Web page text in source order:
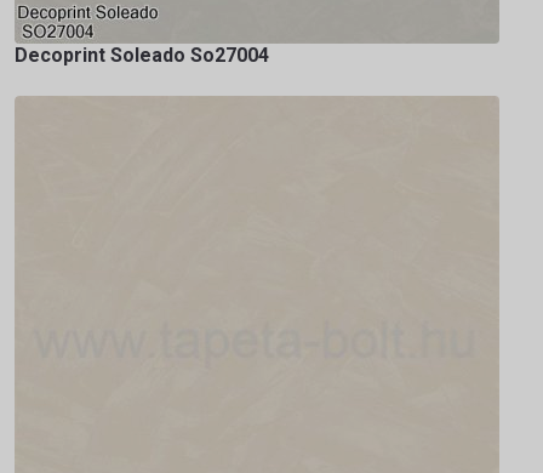
Decoprint Soleado So27004